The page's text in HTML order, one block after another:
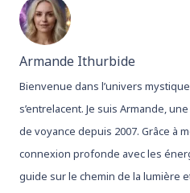
Armande Ithurbide
Bienvenue dans l’univers
s’entrelacent. Je suis Armande,
de voyance depuis 2007. Grâce à
connexion profonde avec les
guide sur le chemin de la lumière